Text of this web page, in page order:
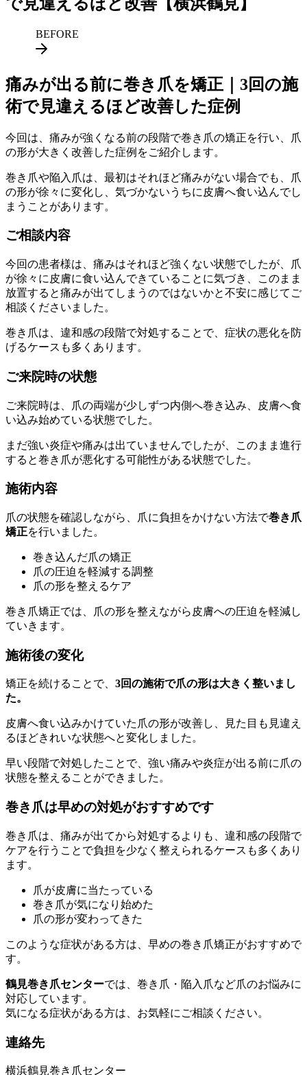
BEFORE
痛みが出る前に巻き爪を矯正｜3回の施
術で見違えるほど改善した症例
今回は、痛みが強くなる前の段階で巻き爪の矯正を行い、爪
の形が大きく改善した症例をご紹介します。
巻き爪や陥入爪は、最初はそれほど痛みがない場合でも、爪
の形が徐々に変化し、気づかないうちに皮膚へ食い込んでし
まうことがあります。
ご相談内容
今回の患者様は、痛みはそれほど強くない状態でしたが、爪
が徐々に皮膚に食い込んできていることに気づき、このまま
放置すると痛みが出てしまうのではないかと不安に感じてご
相談くださいました。
巻き爪は、違和感の段階で対処することで、症状の悪化を防
げるケースも多くあります。
ご来院時の状態
ご来院時は、爪の両端が少しずつ内側へ巻き込み、皮膚へ食
い込み始めている状態でした。
まだ強い炎症や痛みは出ていませんでしたが、このまま進行
すると巻き爪が悪化する可能性がある状態でした。
施術内容
爪の状態を確認しながら、爪に負担をかけない方法で巻き爪
矯正を行いました。
巻き込んだ爪の矯正
爪の圧迫を軽減する調整
爪の形を整えるケア
巻き爪矯正では、爪の形を整えながら皮膚への圧迫を軽減し
ていきます。
施術後の変化
矯正を続けることで、 3回の施術で爪の形は大きく整いまし
た。
皮膚へ食い込みかけていた爪の形が改善し、見た目も見違え
るほどきれいな状態へと変化しました。
早い段階で対処したことで、強い痛みや炎症が出る前に爪の
状態を整えることができました。
巻き爪は早めの対処がおすすめです
巻き爪は、痛みが出てから対処するよりも、違和感の段階で
ケアを行うことで負担を少なく整えられるケースも多くあり
ます。
爪が皮膚に当たっている
巻き爪が気になり始めた
爪の形が変わってきた
このような症状がある方は、早めの巻き爪矯正がおすすめで
す。
鶴見巻き爪センターでは、巻き爪・陥入爪など爪のお悩みに
対応しています。
気になる症状がある方は、お気軽にご相談ください。
連絡先
横浜鶴見巻き爪センター